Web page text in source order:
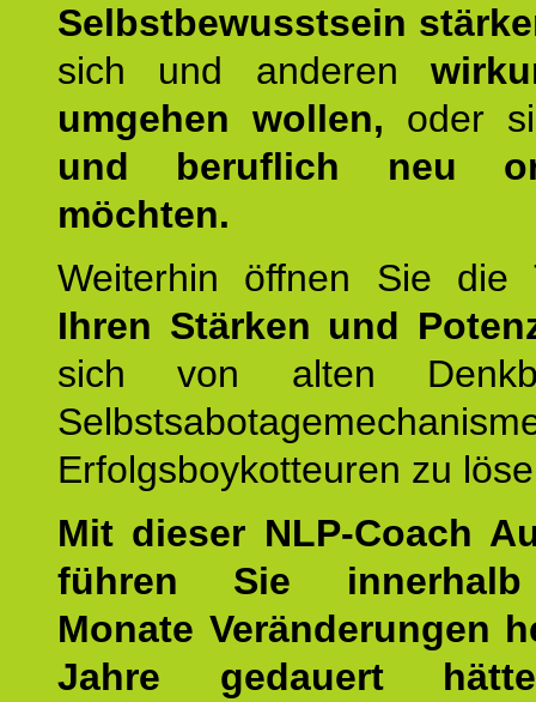
Selbstbewusstsein
sich und anderen
umgehen wollen, oder
und beruflich neu
möchten.
Weiterhin öffnen Sie
Ihren Stärken und
sich von alten
Erfolgsboykotteuren zu
Mit dieser NLP-Coach
führen Sie
Monate Veränderungen
Jahre gedauert